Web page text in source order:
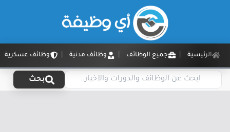
الرئيسية جميع الوظائف وظائف مدنية وظائف عسكرية
بحث